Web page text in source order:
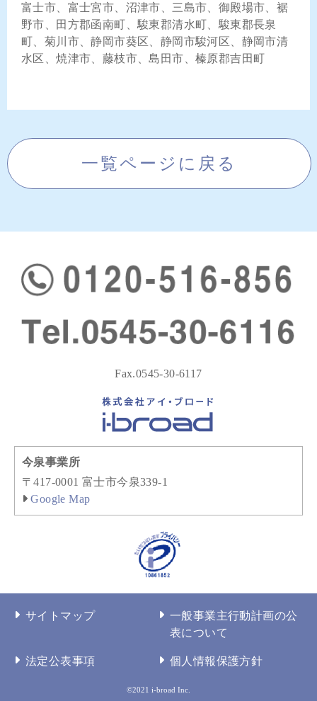
富士市、富士宮市、沼津市、三島市、御殿場市、裾
野市、田方郡函南町、駿東郡清水町、駿東郡長泉
町、菊川市、静岡市葵区、静岡市駿河区、静岡市清
水区、焼津市、藤枝市、島田市、榛原郡吉田町
一覧ページに戻る
Fax.0545-30-6117
今泉事業所
〒417-0001 富士市今泉339-1
Google Map
サイトマップ
一般事業主行動計画の公
表について
法定公表事項 個人情報保護方針
©2021 i-broad Inc.